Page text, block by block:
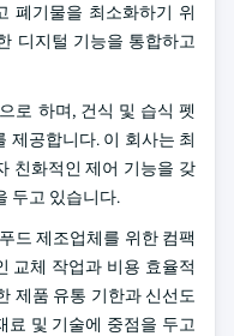
폐기물을 최소화하기 위
디지털 기능을 통합하고
로 하며, 건식 및 습식 펫
제공합니다. 이 회사는 최
친화적인 제어 기능을 갖
두고 있습니다.
드 제조업체를 위한 컴팩
교체 작업과 비용 효율적
제품 유통 기한과 신선도
료 및 기술에 중점을 두고